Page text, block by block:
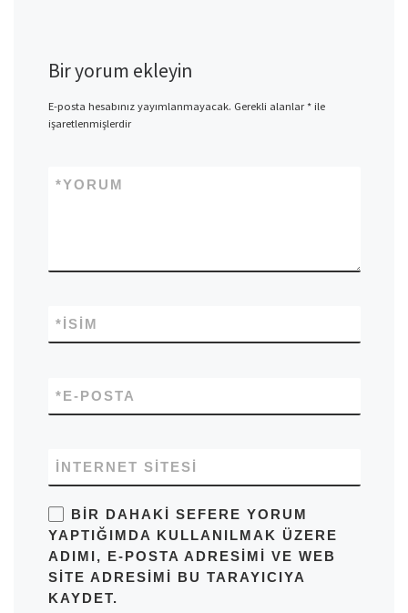
Bir yorum ekleyin
E-posta hesabınız yayımlanmayacak. Gerekli alanlar*ile
işaretlenmişlerdir
YORUM
*
İSIM
*
E-POSTA
*
İNTERNET SITESI
BIR DAHAKI SEFERE YORUM
YAPTIĞIMDA KULLANILMAK ÜZERE
ADIMI, E-POSTA ADRESIMI VE WEB
SITE ADRESIMI BU TARAYICIYA
KAYDET.